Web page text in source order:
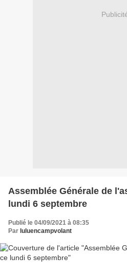
Assemblée Générale de
lundi 6 septembre
Publié le 04/09/2021 à 08:35
Par luluencampvolant